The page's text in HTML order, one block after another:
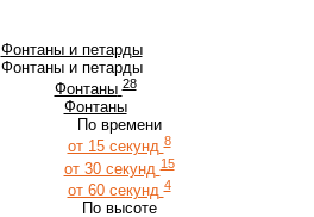
Фонтаны и петарды
Фонтаны и петарды
Фонтаны 28
Фонтаны
По времени
от 15 секунд 8
от 30 секунд 15
от 60 секунд 4
По высоте